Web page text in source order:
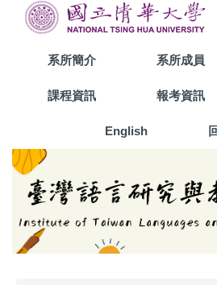
系所簡介 系所成員
課程資訊 報考資訊
English